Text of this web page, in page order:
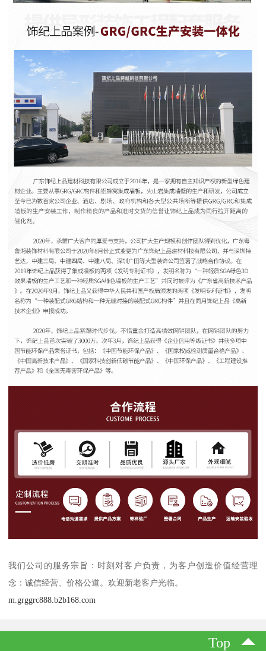
我们公司的服务宗旨：时刻对客户负责，为客户创造价值经营理
念：诚信经营、价格公道。欢迎新老客户光临。
m.grggrc888.b2b168.com
Top